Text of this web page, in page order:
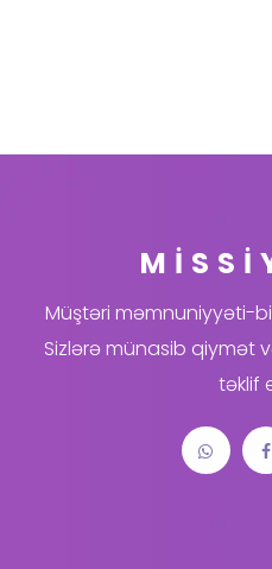
Müştəri məmnuniyyəti-
Sizlərə münasib qiymət
təklif